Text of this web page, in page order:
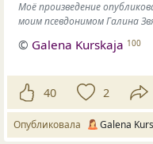
Моё произведение
моим псевдонимом Галина
© Galena Kurskaja 100
40 2
Опубликовала Galena